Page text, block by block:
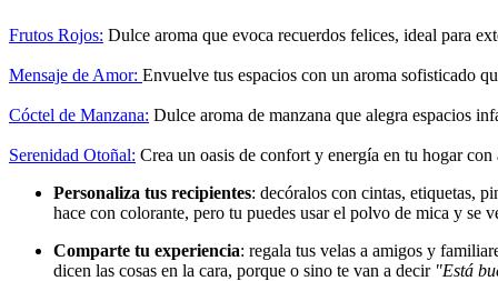
Frutos Rojos: Dulce aroma que evoca recuerdos felices, ideal para
Mensaje de Amor: Envuelve tus espacios con un aroma sofisticado
Cóctel de Manzana: Dulce aroma de manzana que alegra espacios
Serenidad Otoñal: Crea un oasis de confort y energía en tu hogar
Personaliza tus recipientes: decóralos con cintas, etiquetas,
hace con colorante, pero tu puedes usar el polvo de mica y se
Comparte tu experiencia: regala tus velas a amigos y
dicen las cosas en la cara, porque o sino te van a decir "Está